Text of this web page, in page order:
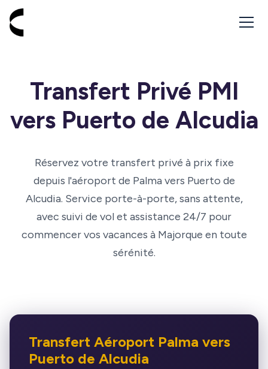
Aller à l'accueil - Cabbik
Transfert Privé PMI
vers Puerto de Alcudia
Réservez votre transfert privé à prix fixe
depuis l'aéroport de Palma vers Puerto de
Alcudia. Service porte-à-porte, sans attente,
avec suivi de vol et assistance 24/7 pour
commencer vos vacances à Majorque en toute
sérénité.
Transfert Aéroport Palma vers
Puerto de Alcudia